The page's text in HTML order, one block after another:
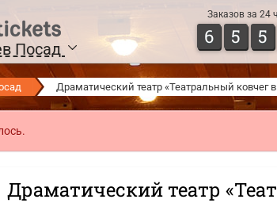
Посад
Заказов за 24
6 5 5
Драматический театр «Театральный ковчег
Драматический театр